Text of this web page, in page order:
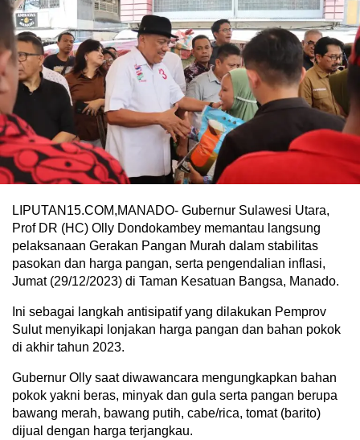
LIPUTAN15.COM,MANADO- Gubernur Sulawesi Utara,
Prof DR (HC) Olly Dondokambey memantau langsung
pelaksanaan Gerakan Pangan Murah dalam stabilitas
pasokan dan harga pangan, serta pengendalian inflasi,
Jumat (29/12/2023) di Taman Kesatuan Bangsa, Manado.
Ini sebagai langkah antisipatif yang dilakukan Pemprov
Sulut menyikapi lonjakan harga pangan dan bahan pokok
di akhir tahun 2023.
Gubernur Olly saat diwawancara mengungkapkan bahan
pokok yakni beras, minyak dan gula serta pangan berupa
bawang merah, bawang putih, cabe/rica, tomat (barito)
dijual dengan harga terjangkau.